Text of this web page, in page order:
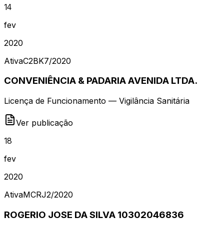
14
fev
2020
AtivaC2BK7/2020
CONVENIÊNCIA & PADARIA AVENIDA LTDA.
Licença de Funcionamento — Vigilância Sanitária
Ver publicação
18
fev
2020
AtivaMCRJ2/2020
ROGERIO JOSE DA SILVA 10302046836